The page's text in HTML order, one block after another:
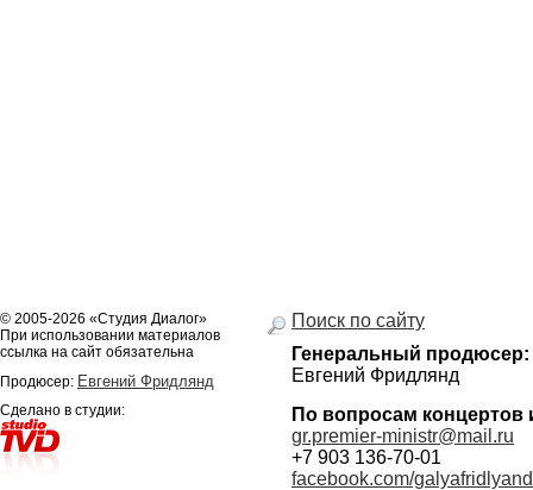
© 2005-2026 «Студия Диалог»
При использовании материалов
ссылка на сайт обязательна
Продюсер: Евгений Фридлянд
Сделано в студии:
Поиск по сайту
Генеральный продюсер:
Евгений Фридлянд
По вопросам концертов
gr.premier-ministr@mail.ru
+7 903 136-70-01
facebook.com/galyafridlyand